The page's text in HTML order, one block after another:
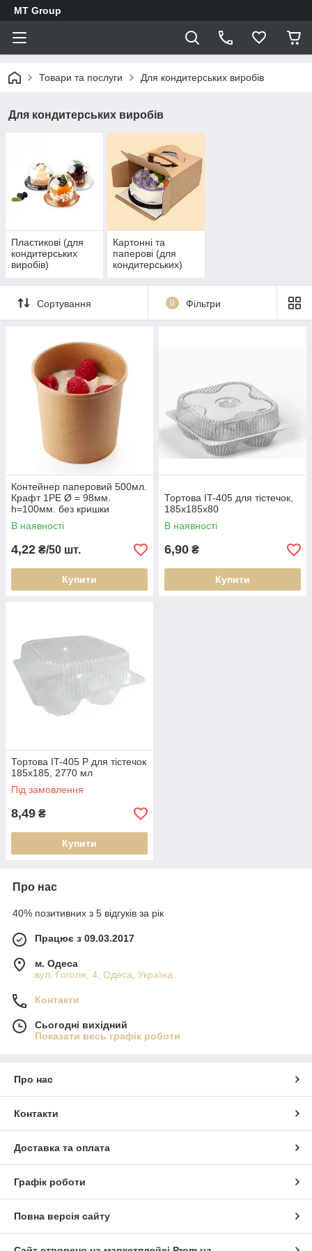
MT Group
Товари та послуги Для кондитерських виробів
Для кондитерських виробів
Пластикові (для
кондитерських
виробів)
Картонні та
паперові (для
кондитерських)
Сортування 0 Фільтри
Контейнер паперовий 500мл.
Крафт 1PE Ø = 98мм.
h=100мм. без кришки
Кр.2035
В наявності
4,22 ₴/50 шт.
Купити
Тортова IT-405 для тістечок,
185x185х80
В наявності
6,90 ₴
Купити
Тортова IT-405 Р для тістечок
185х185, 2770 мл
Під замовлення
8,49 ₴
Купити
Про нас
40% позитивних з 5 відгуків за рік
Працює з 09.03.2017
м. Одеса
вул. Гоголя, 4, Одеса, Україна
Контакти
Сьогодні вихідний
Показати весь графік роботи
Про нас
Контакти
Доставка та оплата
Графік роботи
Повна версія сайту